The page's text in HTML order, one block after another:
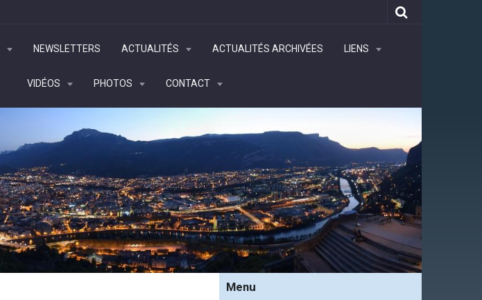
NEWSLETTERS ACTUALITÉS ACTUALITÉS ARCHIVÉES LIENS
VIDÉOS PHOTOS CONTACT
Menu